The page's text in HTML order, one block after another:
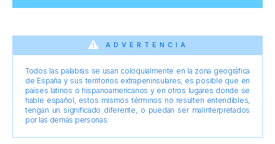
ADVERTENCIA
Todos las palabras se usan coloquialmente en la zona geográfica
de España y sus territorios extrapeninsulares, es posible que en
países latinos o hispanoamericanos y en otros lugares donde se
hable español, estos mismos términos no resulten entendibles,
tengan un significado diferente, o puedan ser malinterpretados
por las demás personas